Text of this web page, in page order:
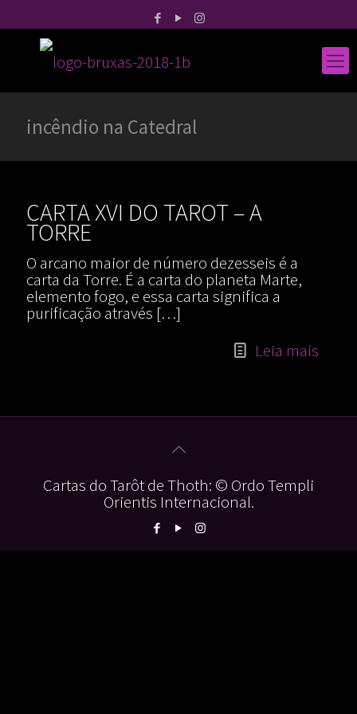
incêndio na Catedral
CARTA XVI DO TAROT – A
TORRE
O arcano maior de número dezesseis é a
carta da Torre. É a carta do planeta Marte,
elemento fogo, e essa carta significa a
purificação através […]
Leia mais
Cartas do Tarôt de Thoth: © Ordo Templi
Orientis Internacional.